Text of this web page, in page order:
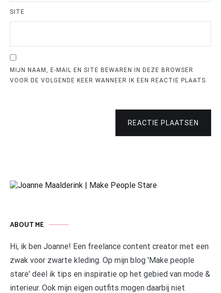
SITE
MIJN NAAM, E-MAIL EN SITE BEWAREN IN DEZE BROWSER
VOOR DE VOLGENDE KEER WANNEER IK EEN REACTIE PLAATS.
REACTIE PLAATSEN
ABOUT ME
Hi, ik ben Joanne! Een freelance content creator met een
zwak voor zwarte kleding. Op mijn blog 'Make people
stare' deel ik tips en inspiratie op het gebied van mode &
interieur. Ook mijn eigen outfits mogen daarbij niet